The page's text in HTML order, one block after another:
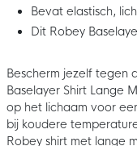
Bevat elastisch,
Dit Robey
Bescherm jezelf tegen
Baselayer Shirt Lange
op het lichaam voor
bij koudere
Robey shirt met lange